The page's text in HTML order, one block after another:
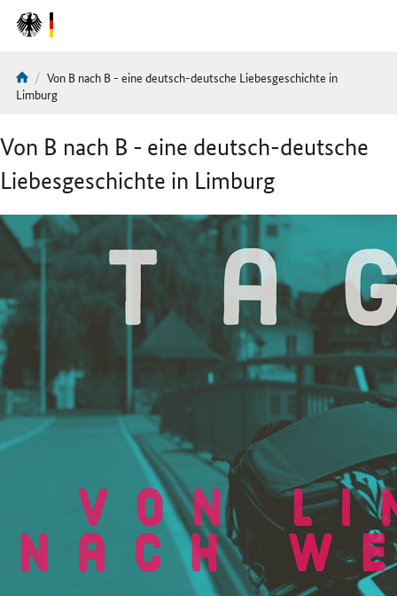
DirektZu:
Navigation
Sie
sind
Aktuelle
Seite:
Von B nach B - eine deutsch-deutsche Liebesgeschichte in
Limburg
Von B nach B - eine deutsch-deutsche
Liebesgeschichte in Limburg